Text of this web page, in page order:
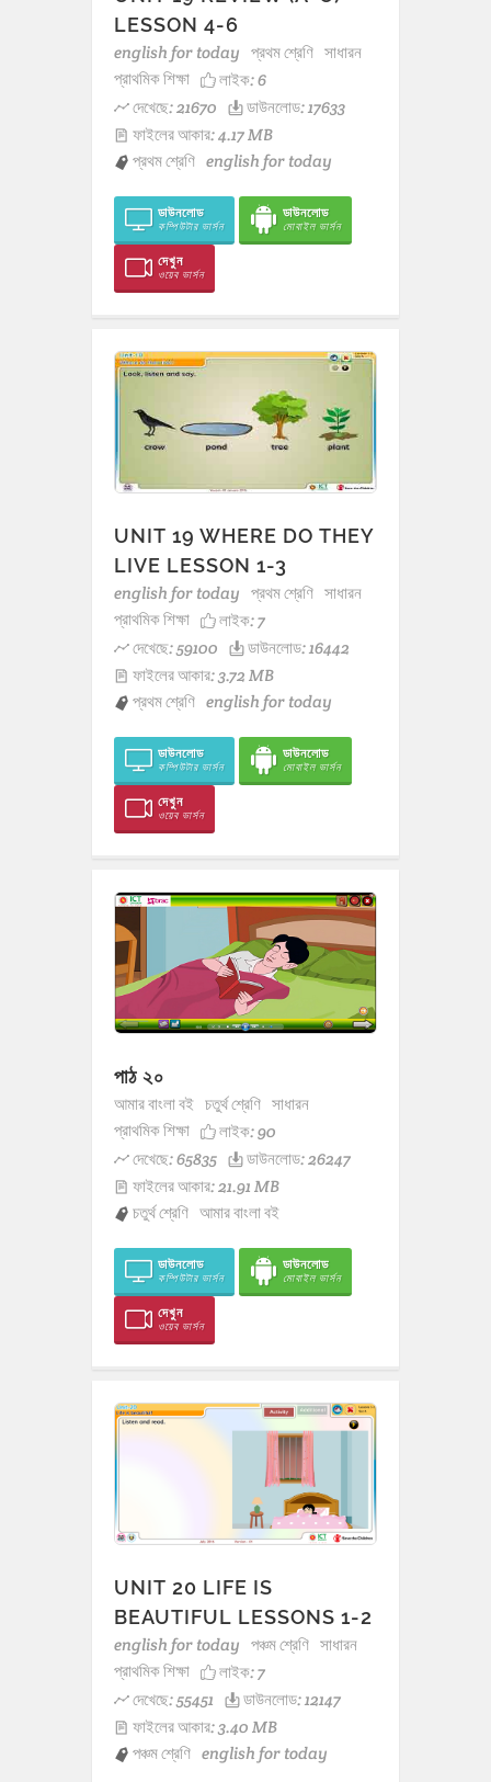
LESSON 4-6
english for today প্রথম শ্রেণি সাধারন
প্রাথমিক শিক্ষা
লাইক:6
দেখেছে: 21670
ডাউনলোড: 17633
ফাইলের আকার: 4.17 MB
প্রথম শ্রেণি english for today
ডাউনলোড
কম্পিউটার ভার্সন
ডাউনলোড
মোবাইল ভার্সন
দেখুন
ওয়েব ভার্সন
UNIT 19 WHERE DO THEY
LIVE LESSON 1-3
english for today প্রথম শ্রেণি সাধারন
প্রাথমিক শিক্ষা
লাইক:7
দেখেছে: 59100
ডাউনলোড: 16442
ফাইলের আকার: 3.72 MB
প্রথম শ্রেণি english for today
ডাউনলোড
কম্পিউটার ভার্সন
ডাউনলোড
মোবাইল ভার্সন
দেখুন
ওয়েব ভার্সন
পাঠ ২০
আমার বাংলা বই চতুর্থ শ্রেণি সাধারন
প্রাথমিক শিক্ষা
লাইক:90
দেখেছে: 65835
ডাউনলোড: 26247
ফাইলের আকার: 21.91 MB
চতুর্থ শ্রেণি আমার বাংলা বই
ডাউনলোড
কম্পিউটার ভার্সন
ডাউনলোড
মোবাইল ভার্সন
দেখুন
ওয়েব ভার্সন
UNIT 20 LIFE IS
BEAUTIFUL LESSONS 1-2
english for today পঞ্চম শ্রেণি সাধারন
প্রাথমিক শিক্ষা
লাইক:7
দেখেছে: 55451
ডাউনলোড: 12147
ফাইলের আকার: 3.40 MB
পঞ্চম শ্রেণি english for today